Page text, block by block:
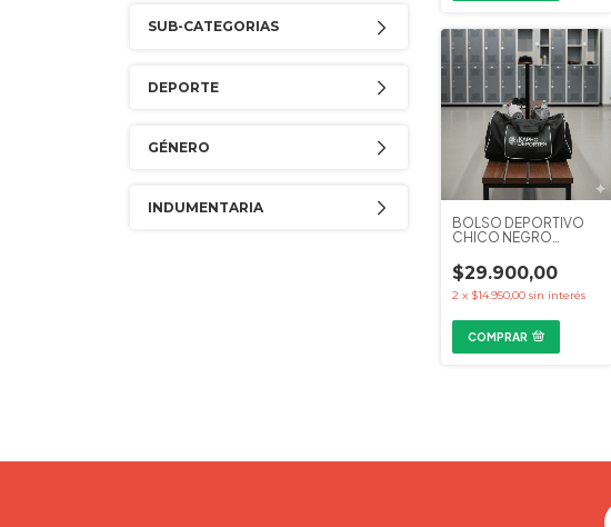
SUB-CATEGORIAS
DEPORTE
GÉNERO
INDUMENTARIA
BOLSO DEPORTIVO
CHICO NEGRO
$29.900,00
2 x $14.950,00 sin interés
COMPRAR